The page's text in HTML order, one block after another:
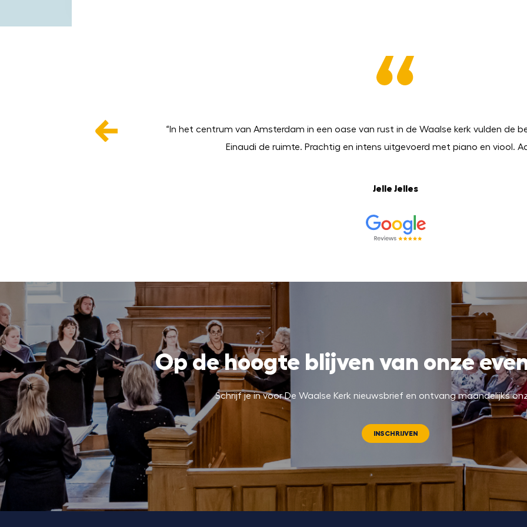
is het Walenpleintje een
“In het centrum van Amsterdam in een oase van rust in de Waalse kerk vulden de
Einaudi de ruimte. Prachtig en intens uitgevoerd met piano en viool.
Jelle Jelles
Op de hoogte blijven van onze
Schrijf je in voor De Waalse Kerk nieuwsbrief en ontvang maandelijks
INSCHRIJVEN